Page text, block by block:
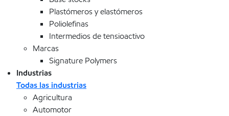
Plastómeros y elastómeros
Poliolefinas
Intermedios de tensioactivo
Marcas
Signature Polymers
Industrias
Todas las industrias
Agricultura
Automotor